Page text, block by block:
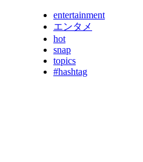
entertainment
エンタメ
hot
snap
topics
#hashtag